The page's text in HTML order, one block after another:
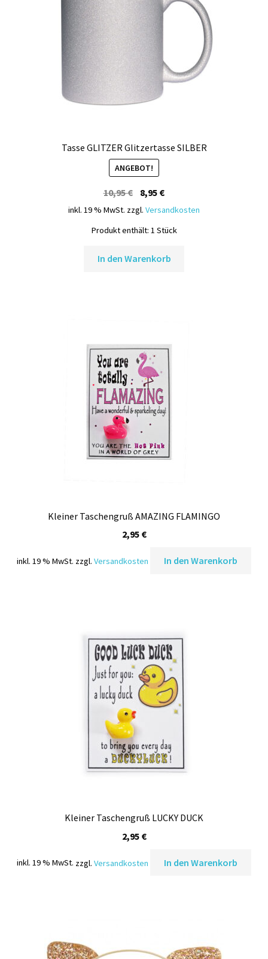
Tasse GLITZER Glitzertasse SILBER
ANGEBOT!
10,95€ Ursprünglicher
Preis
10,95 €
8,95 €Aktueller
Preis
8,95 €.
inkl. 19 % MwSt. zzgl. Versandkosten
Produkt enthält: 1 Stück
In den Warenkorb
Kleiner Taschengruß AMAZING FLAMINGO
2,95 €
inkl. 19 % MwSt. zzgl.Versandkosten In den Warenkorb
Kleiner Taschengruß LUCKY DUCK
2,95 €
inkl. 19 % MwSt. zzgl.Versandkosten In den Warenkorb